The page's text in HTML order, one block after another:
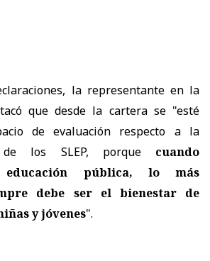
la representante en la
que desde la cartera se "esté
de evaluación respecto a la
de los SLEP, porque cuando
pública, lo más
debe ser el bienestar de
y jóvenes".